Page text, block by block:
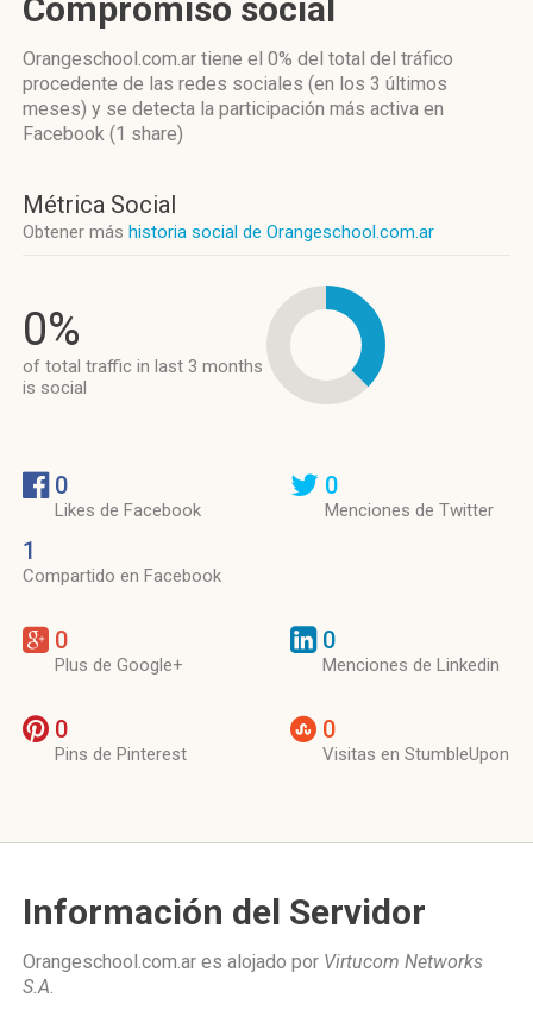
Compromiso social
Orangeschool.com.ar tiene el 0% del total del tráfico
procedente de las redes sociales (en los 3 últimos
meses) y se detecta la participación más activa en
Facebook (1 share)
Métrica Social
Obtener más historia social de Orangeschool.com.ar
0%
of total traffic in last 3 months
is social
0
Likes de Facebook
1
Compartido en Facebook
0
Menciones de Twitter
0
Plus de Google+
0
Menciones de Linkedin
0
Pins de Pinterest
0
Visitas en StumbleUpon
Información del Servidor
Orangeschool.com.ar es alojado por Virtucom Networks
S.A.